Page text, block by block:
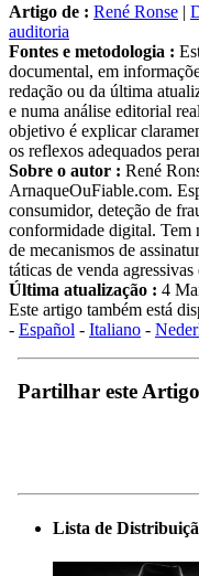
Artigo de : René Ronse |
auditoria
Fontes e metodologia :
documental, em
redação ou da última
e numa análise editorial
objetivo é explicar
os reflexos adequados
Sobre o autor : René
ArnaqueOuFiable.com.
consumidor, deteção de
conformidade digital. Tem
de mecanismos de
táticas de venda
Última atualização : 4
Este artigo também está
- Español - Italiano -
Partilhar este
Lista de